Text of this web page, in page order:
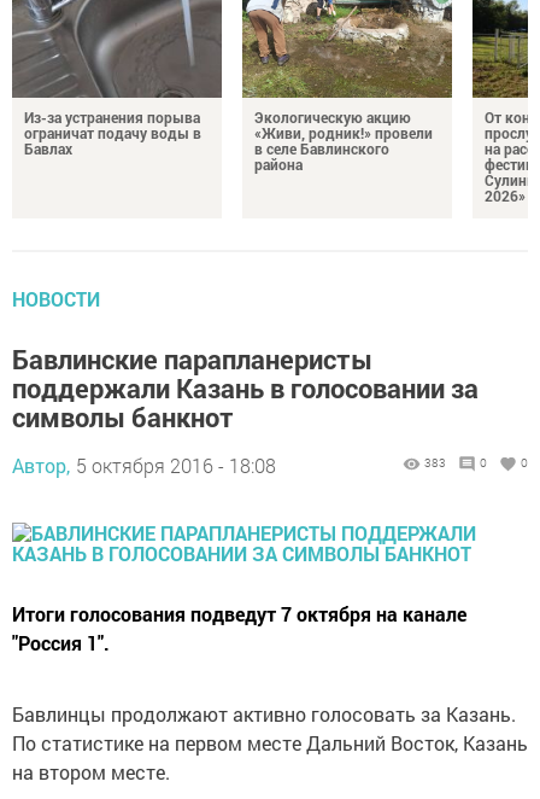
Из-за устранения порыва
ограничат подачу воды в
Бавлах
Экологическую акцию
«Живи, родник!» провели
в селе Бавлинского
района
От
на
2026»
НОВОСТИ
Бавлинские парапланеристы
поддержали Казань в голосовании за
символы банкнот
Автор, 5 октября 2016 - 18:08 383 0 0
Итоги голосования подведут 7 октября на канале
"Россия 1".
Бавлинцы продолжают активно голосовать за Казань.
По статистике на первом месте Дальний Восток, Казань
на втором месте.